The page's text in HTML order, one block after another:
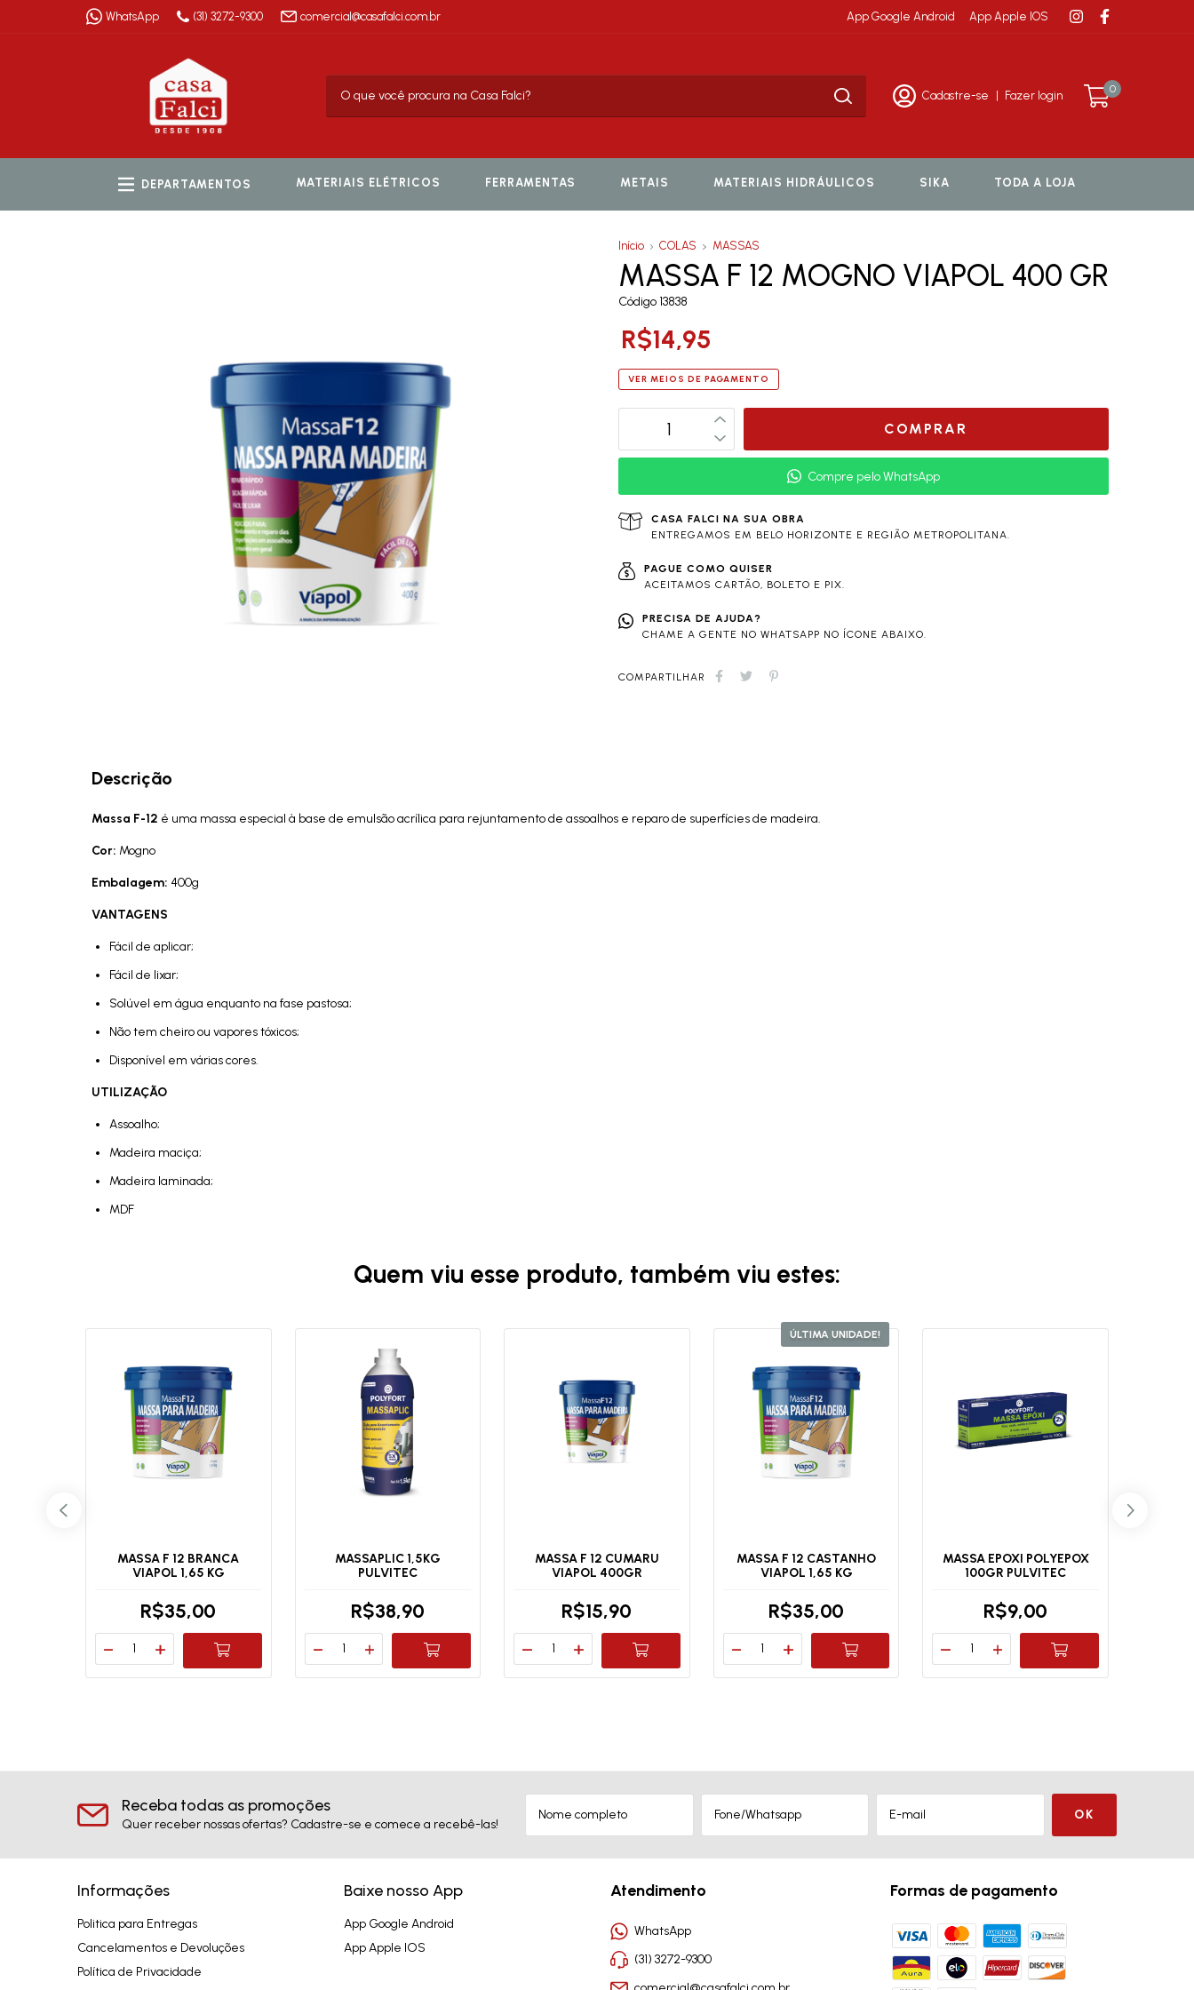
WhatsApp (31) 3272-9300 comercial@casafalci.com.br App Google Android App Apple IOS
Cadastre-se Fazer login
0
DEPARTAMENTOS MATERIAIS ELÉTRICOS FERRAMENTAS METAIS MATERIAIS HIDRÁULICOS SIKA TODA A LOJA
Início COLAS MASSAS
MASSA F 12 MOGNO VIAPOL 400 GR
Código 13838
R$14,95
VER MEIOS DE PAGAMENTO
Compre pelo WhatsApp
CASA FALCI NA SUA OBRA
ENTREGAMOS EM BELO HORIZONTE E REGIÃO METROPOLITANA.
PAGUE COMO QUISER
ACEITAMOS CARTÃO, BOLETO E PIX.
PRECISA DE AJUDA?
CHAME A GENTE NO WHATSAPP NO ÍCONE ABAIXO.
COMPARTILHAR
Descrição
Massa F-12 é uma massa especial à base de emulsão acrílica para rejuntamento de assoalhos e reparo de superfícies de madeira.
Cor: Mogno
Embalagem: 400g
VANTAGENS
Fácil de aplicar;
Fácil de lixar;
Solúvel em água enquanto na fase pastosa;
Não tem cheiro ou vapores tóxicos;
Disponível em várias cores.
UTILIZAÇÃO
Assoalho;
Madeira maciça;
Madeira laminada;
MDF
Quem viu esse produto, também viu estes:
MASSA F 12 BRANCA
VIAPOL 1,65 KG
R$35,00
MASSAPLIC 1,5KG
PULVITEC
R$38,90
MASSA F 12 CUMARU
VIAPOL 400GR
R$15,90
ÚLTIMA UNIDADE!
MASSA F 12 CASTANHO
VIAPOL 1,65 KG
R$35,00
MASSA EPOXI POLYEPOX
100GR PULVITEC
R$9,00
Receba todas as promoções
Quer receber nossas ofertas? Cadastre-se e comece a recebê-las!
Informações
Politica para Entregas
Cancelamentos e Devoluções
Política de Privacidade
Baixe nosso App
App Google Android
App Apple IOS
Atendimento
WhatsApp
(31) 3272-9300
Formas de pagamento